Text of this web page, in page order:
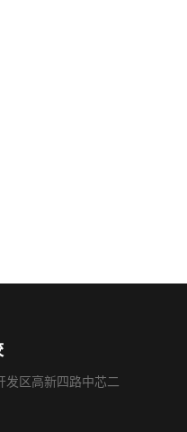
发区高新四路中芯二